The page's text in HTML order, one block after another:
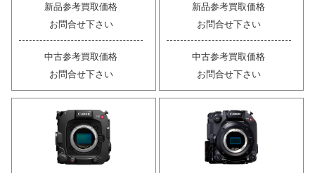
新品参考買取価格
お問合せ下さい
中古参考買取価格
お問合せ下さい
新品参考買取価格
お問合せ下さい
中古参考買取価格
お問合せ下さい